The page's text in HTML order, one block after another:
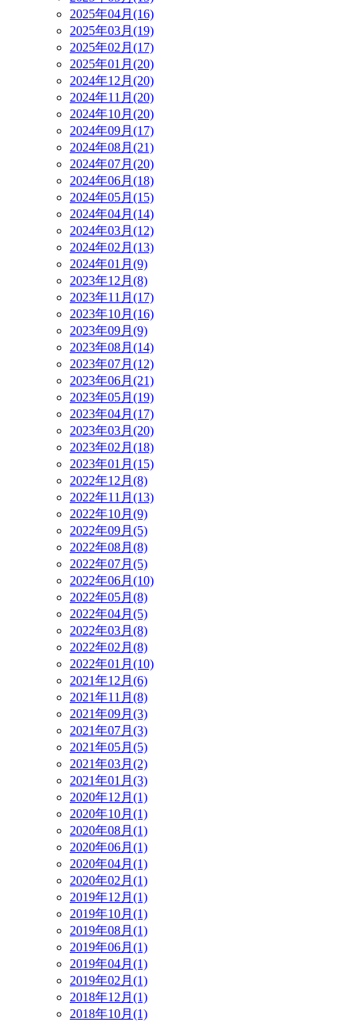
2025年04月(16)
2025年03月(19)
2025年02月(17)
2025年01月(20)
2024年12月(20)
2024年11月(20)
2024年10月(20)
2024年09月(17)
2024年08月(21)
2024年07月(20)
2024年06月(18)
2024年05月(15)
2024年04月(14)
2024年03月(12)
2024年02月(13)
2024年01月(9)
2023年12月(8)
2023年11月(17)
2023年10月(16)
2023年09月(9)
2023年08月(14)
2023年07月(12)
2023年06月(21)
2023年05月(19)
2023年04月(17)
2023年03月(20)
2023年02月(18)
2023年01月(15)
2022年12月(8)
2022年11月(13)
2022年10月(9)
2022年09月(5)
2022年08月(8)
2022年07月(5)
2022年06月(10)
2022年05月(8)
2022年04月(5)
2022年03月(8)
2022年02月(8)
2022年01月(10)
2021年12月(6)
2021年11月(8)
2021年09月(3)
2021年07月(3)
2021年05月(5)
2021年03月(2)
2021年01月(3)
2020年12月(1)
2020年10月(1)
2020年08月(1)
2020年06月(1)
2020年04月(1)
2020年02月(1)
2019年12月(1)
2019年10月(1)
2019年08月(1)
2019年06月(1)
2019年04月(1)
2019年02月(1)
2018年12月(1)
2018年10月(1)